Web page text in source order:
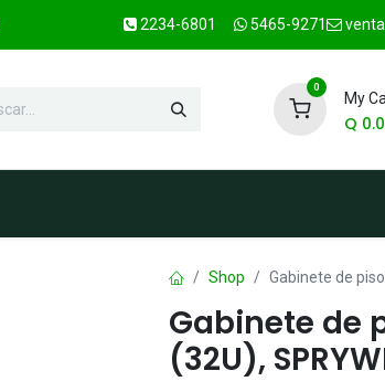
2234-6801 5465-9271
0
My
Q
Shop Gabinete de
Gabinete de
(32U),